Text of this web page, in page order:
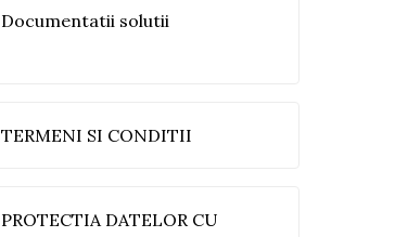
Documentatii solutii
TERMENI SI CONDITII
PROTECTIA DATELOR CU